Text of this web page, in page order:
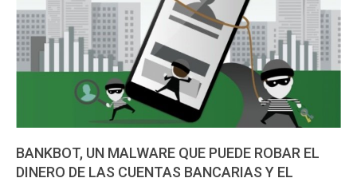
BANKBOT, UN MALWARE QUE PUEDE ROBAR EL
DINERO DE LAS CUENTAS BANCARIAS Y EL